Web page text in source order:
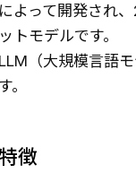
によって開発され
ットモデルです。
LLM（大規模言語
す。
特徴